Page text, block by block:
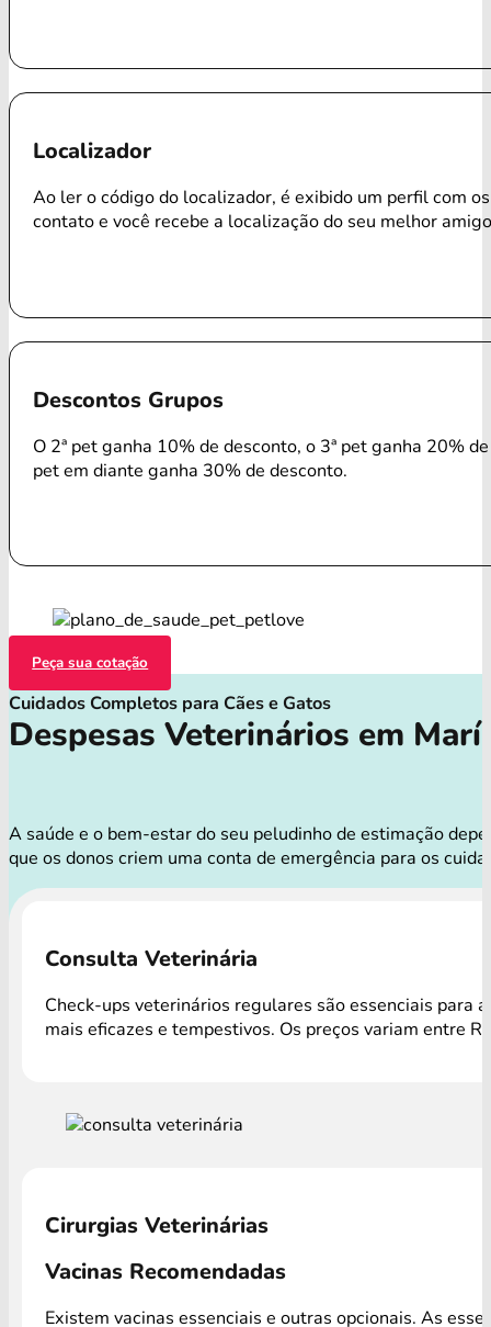
Localizador
Ao ler o código do localizador, é exibido um perfil com
contato e você recebe a localização do seu melhor
Descontos Grupos
O 2ª pet ganha 10% de desconto, o 3ª pet ganha 20%
pet em diante ganha 30% de desconto.
Peça sua cotação
Cuidados Completos para Cães e Gatos
Despesas Veterinários em
A saúde e o bem-estar do seu peludinho de estimação
que os donos criem uma conta de emergência para os
Consulta Veterinária
Check-ups veterinários regulares são essenciais para
mais eficazes e tempestivos. Os preços variam entre
Cirurgias Veterinárias
Vacinas Recomendadas
Existem vacinas essenciais e outras opcionais. As